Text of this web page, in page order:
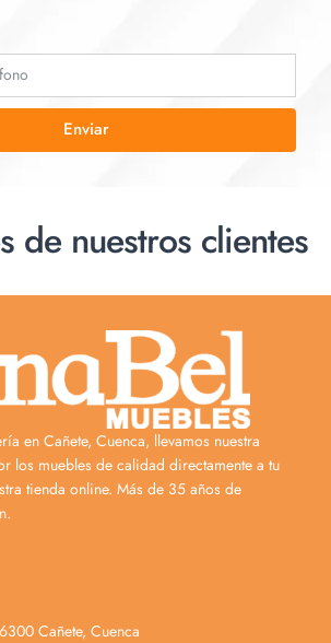
Enviar
de nuestros clientes
en Cañete, Cuenca, llevamos nuestra
los muebles de calidad directamente a tu
tienda online. Más de 35 años de
Cañete, Cuenca